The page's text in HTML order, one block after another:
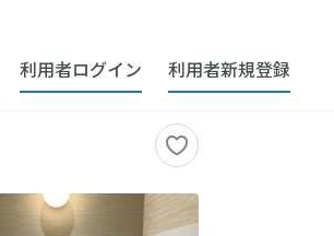
利用者ログイン 利用者新規登録